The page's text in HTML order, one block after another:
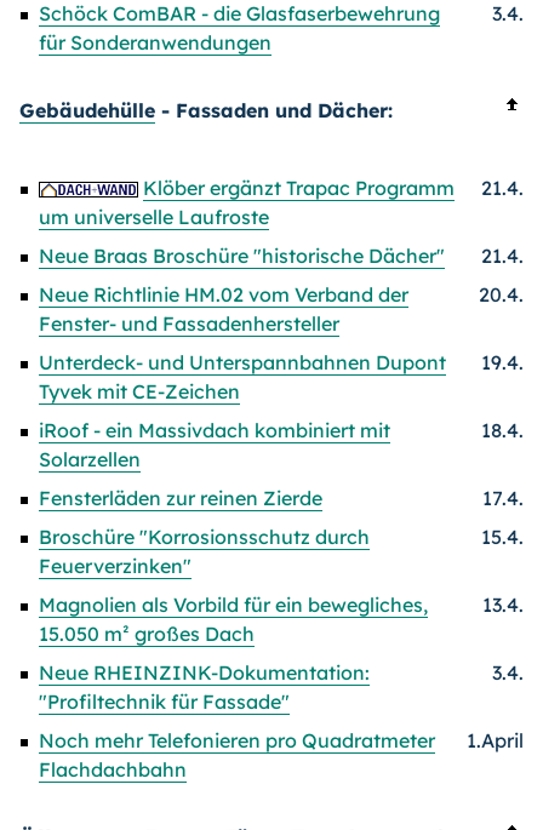
Schöck ComBAR - die Glasfaserbewehrung
für Sonderanwendungen
3.4.
Gebäudehülle - Fassaden und Dächer:
Klöber ergänzt Trapac Programm
um universelle Laufroste
21.4.
Neue Braas Broschüre "historische Dächer"
21.4.
Neue Richtlinie HM.02 vom Verband der
Fenster- und Fassadenhersteller
20.4.
Unterdeck- und Unterspannbahnen Dupont
Tyvek mit CE-Zeichen
19.4.
iRoof - ein Massivdach kombiniert mit
Solarzellen
18.4.
Fensterläden zur reinen Zierde
17.4.
Broschüre "Korrosionsschutz durch
Feuerverzinken"
15.4.
Magnolien als Vorbild für ein bewegliches,
15.050 m² großes Dach
13.4.
Neue RHEINZINK-Dokumentation:
"Profiltechnik für Fassade"
3.4.
Noch mehr Telefonieren pro Quadratmeter
Flachdachbahn
1.April